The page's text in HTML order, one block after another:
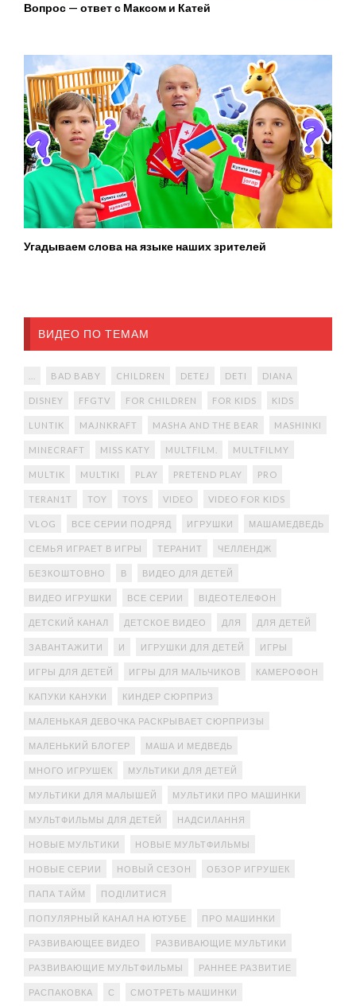
Вопрос — ответ с Максом и Катей
Угадываем слова на языке наших зрителей
ВИДЕО ПО ТЕМАМ
BAD BABY CHILDREN DETEJ DETI DIANA
DISNEY FFGTV FOR CHILDREN FOR KIDS KIDS
LUNTIK MAJNKRAFT MASHA AND THE BEAR MASHINKI
MINECRAFT MISS KATY MULTFILM. MULTFILMY
MULTIK MULTIKI PLAY PRETEND PLAY PRO
TERAN1T TOY TOYS VIDEO VIDEO FOR KIDS
VLOG ВСЕ СЕРИИ ПОДРЯД ИГРУШКИ МАШАМЕДВЕДЬ
СЕМЬЯ ИГРАЕТ В ИГРЫ ТЕРАНИТ ЧЕЛЛЕНДЖ
БЕЗКОШТОВНО В ВИДЕО ДЛЯ ДЕТЕЙ
ВИДЕО ИГРУШКИ ВСЕ СЕРИИ ВІДЕОТЕЛЕФОН
ДЕТСКИЙ КАНАЛ ДЕТСКОЕ ВИДЕО ДЛЯ ДЛЯ ДЕТЕЙ
ЗАВАНТАЖИТИ И ИГРУШКИ ДЛЯ ДЕТЕЙ ИГРЫ
ИГРЫ ДЛЯ ДЕТЕЙ ИГРЫ ДЛЯ МАЛЬЧИКОВ КАМЕРОФОН
КАПУКИ КАНУКИ КИНДЕР СЮРПРИЗ
МАЛЕНЬКАЯ ДЕВОЧКА РАСКРЫВАЕТ СЮРПРИЗЫ
МАЛЕНЬКИЙ БЛОГЕР МАША И МЕДВЕДЬ
МНОГО ИГРУШЕК МУЛЬТИКИ ДЛЯ ДЕТЕЙ
МУЛЬТИКИ ДЛЯ МАЛЫШЕЙ МУЛЬТИКИ ПРО МАШИНКИ
МУЛЬТФИЛЬМЫ ДЛЯ ДЕТЕЙ НАДСИЛАННЯ
НОВЫЕ МУЛЬТИКИ НОВЫЕ МУЛЬТФИЛЬМЫ
НОВЫЕ СЕРИИ НОВЫЙ СЕЗОН ОБЗОР ИГРУШЕК
ПАПА ТАЙМ ПОДІЛИТИСЯ
ПОПУЛЯРНЫЙ КАНАЛ НА ЮТУБЕ ПРО МАШИНКИ
РАЗВИВАЮЩЕЕ ВИДЕО РАЗВИВАЮЩИЕ МУЛЬТИКИ
РАЗВИВАЮЩИЕ МУЛЬТФИЛЬМЫ РАННЕЕ РАЗВИТИЕ
РАСПАКОВКА С СМОТРЕТЬ МАШИНКИ